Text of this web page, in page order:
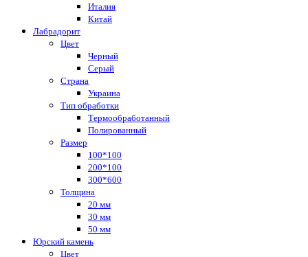
Италия
Китай
Лабрадорит
Цвет
Черный
Серый
Страна
Украина
Тип обработки
Термообработанный
Полированный
Размер
100*100
200*100
300*600
Толщина
20 мм
30 мм
50 мм
Юрский камень
Цвет